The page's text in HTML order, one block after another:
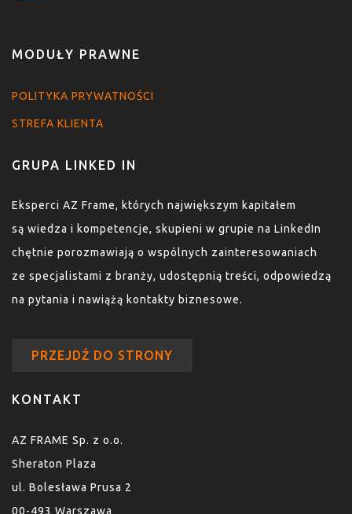
MODUŁY PRAWNE
POLITYKA PRYWATNOŚCI
STREFA KLIENTA
GRUPA LINKED IN
Eksperci AZ Frame, których największym kapitałem
są wiedza i kompetencje, skupieni w grupie na LinkedIn
chętnie porozmawiają o wspólnych zainteresowaniach
ze specjalistami z branży, udostępnią treści, odpowiedzą
na pytania i nawiążą kontakty biznesowe.
PRZEJDŹ DO STRONY
KONTAKT
AZ FRAME Sp. z o.o.
Sheraton Plaza
ul. Bolesława Prusa 2
00-493 Warszawa